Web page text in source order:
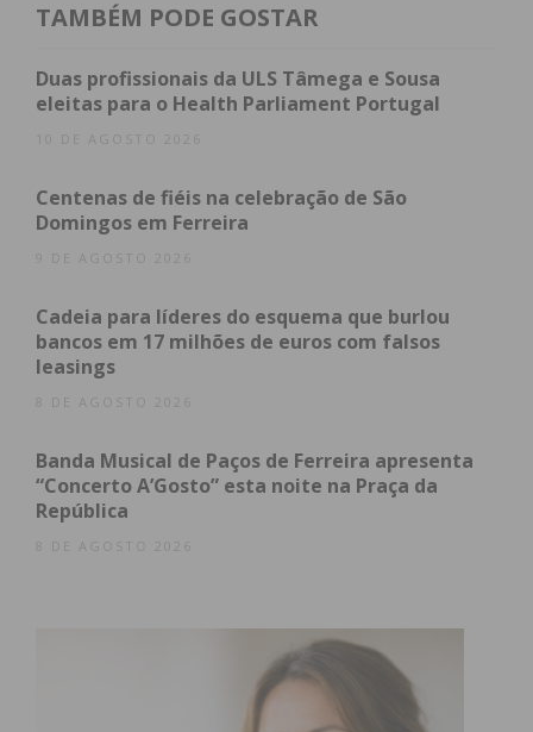
TAMBÉM PODE GOSTAR
Duas profissionais da ULS Tâmega e Sousa
eleitas para o Health Parliament Portugal
10 DE AGOSTO 2026
Centenas de fiéis na celebração de São
Domingos em Ferreira
9 DE AGOSTO 2026
Cadeia para líderes do esquema que burlou
bancos em 17 milhões de euros com falsos
leasings
8 DE AGOSTO 2026
Banda Musical de Paços de Ferreira apresenta
“Concerto A’Gosto” esta noite na Praça da
República
8 DE AGOSTO 2026